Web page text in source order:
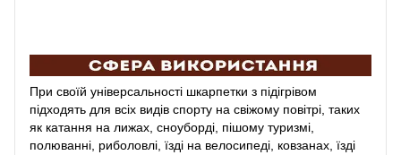
При своїй універсальності шкарпетки з підігрівом
підходять для всіх видів спорту на свіжому повітрі, таких
як катання на лижах, сноуборді, пішому туризмі,
полюванні, риболовлі, їзді на велосипеді, ковзанах, їзді